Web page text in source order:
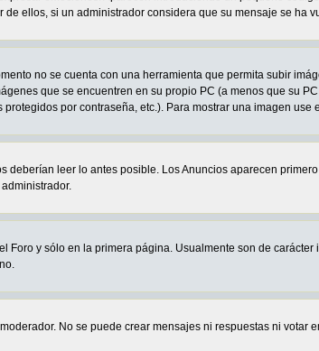
ellos, si un administrador considera que su mensaje se
no se cuenta con una herramienta que permita subir
que se encuentren en su propio PC (a menos que su
por contraseña, etc.). Para mostrar una imagen
deberían leer lo antes posible. Los Anuncios aparecen
Foro y sólo en la primera página. Usualmente son de
No se puede crear mensajes ni respuestas ni